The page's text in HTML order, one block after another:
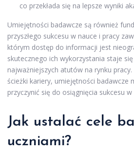
co przekłada się na lepsze wyniki
Umiejętności badawcze są również
przyszłego sukcesu w nauce i pracy
którym dostęp do informacji jest
skutecznego ich wykorzystania staje
najważniejszych atutów na rynku
ścieżki kariery, umiejętności badawcze
przyczynić się do osiągnięcia sukcesu
Jak ustalać cele
uczniami?